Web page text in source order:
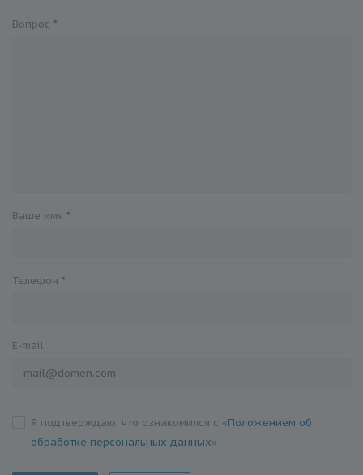
Вопрос *
Ваше имя *
Телефон *
E-mail
Я подтверждаю, что ознакомился с «Положением об
обработке персональных данных»